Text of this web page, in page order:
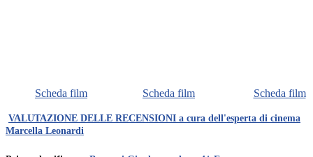
Scheda film Scheda film Scheda film
VALUTAZIONE DELLE RECENSIONI a cura dell'esperta di cinema
Marcella Leonardi